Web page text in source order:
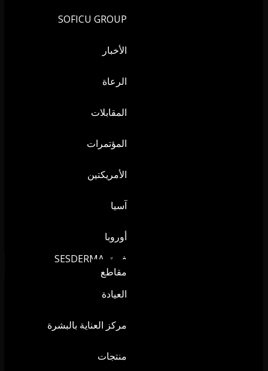
SOFICU GROUP
الأخبار
الرعاة
المقابلات
المؤتمرات
الأمريكتين
آسيا
أوروبا
فريق SESDERMA
مقاطع
العيادة
مركز العناية بالبشرة
منتجات